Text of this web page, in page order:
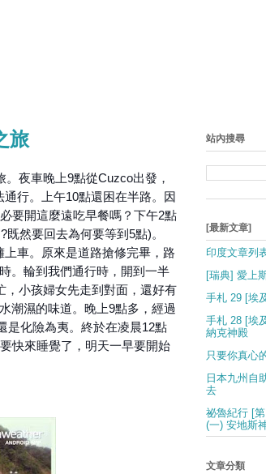
旅
夜車晚上9點從Cuzco出發，
行。上午10點還困在半路。因
要開這麼遠吃早餐嗎？下午2點
然要回去為何要等到5點)。
車。原來是道路搶修完畢，路
。輪到我們通行時，開到一半
，小孩婦女先走到對面，還好有
潮濕的味道。晚上9點多，經過
是化險為夷。終於在凌晨12點
快來睡覺了，明天一早要開始
站內搜尋
[最新文章]
印度文章列
[瑞典] 愛上
手札 29 [埃
手札 28 [埃
納克神殿
只要你真心
日本九州自
去
祕魯紀行 [
(一) 安地斯
文章分類